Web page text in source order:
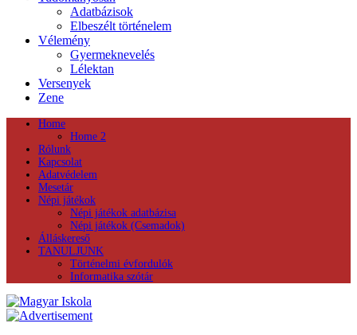
Adatbázisok
Elbeszélt történelem
Vélemény
Gyermeknevelés
Lélektan
Versenyek
Zene
Home
Home 2
Rólunk
Kapcsolat
Adatvédelem
Mesetár
Népi játékok
Népi játékok adatbázisa
Népi játékok (Csemadok)
Álláskereső
TANULJUNK
Történelmi évfordulók
Informatika szótár